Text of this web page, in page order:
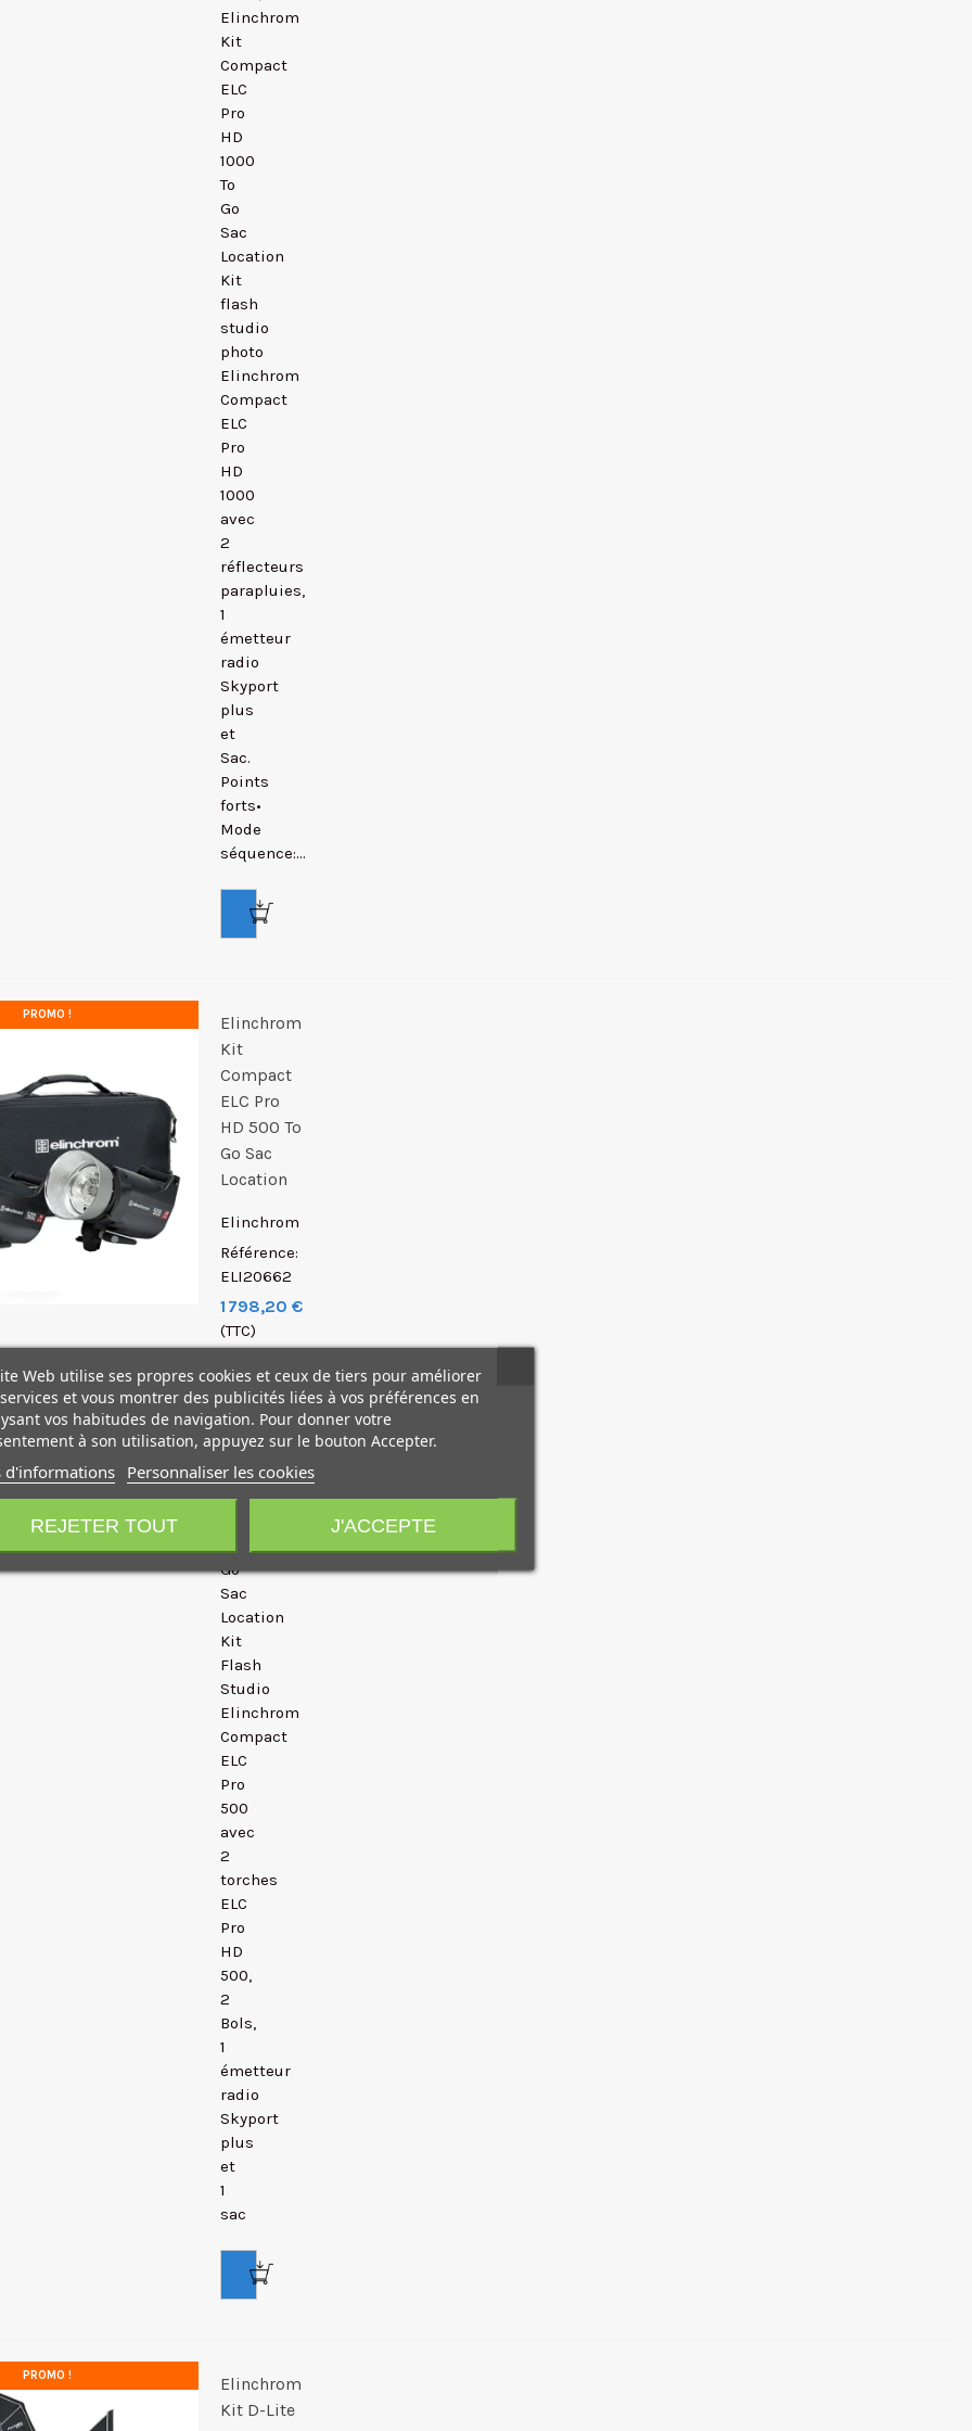
Elinchrom
Kit
Compact
ELC
Pro
HD
1000
To
Go
Sac
Location
Kit
flash
studio
photo
Elinchrom
Compact
ELC
Pro
HD
1000
avec
2
réflecteurs
parapluies,
1
émetteur
radio
Skyport
plus
et
Sac.
Points
forts•
Mode
séquence:...
PROMO !
Elinchrom
Kit
Compact
ELC Pro
HD 500 To
Go Sac
Location
Elinchrom
Référence:
ELI20662
1 798,20 €
(TTC)
Elinchrom
Kit
Compact
ELC
Pro
HD
Go
Sac
Location
Kit
Flash
Studio
Elinchrom
Compact
ELC
Pro
500
avec
2
torches
ELC
Pro
HD
500,
2
Bols,
1
émetteur
radio
Skyport
plus
et
1
sac
PROMO !
Elinchrom
Kit D-Lite
Web utilise ses propres cookies et ceux de tiers pour améliorer
et vous montrer des publicités liées à vos préférences en
vos habitudes de navigation. Pour donner votre
à son utilisation, appuyez sur le bouton Accepter.
d'informations Personnaliser les cookies
REJETER TOUT J'ACCEPTE